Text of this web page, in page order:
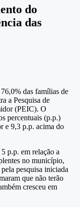
do
das
das famílias de
a Pesquisa de
(PEIC). O
percentuais (p.p.)
e 9,3 p.p. acima do
p.p. em relação a
no município,
pesquisa iniciada
que não terão
cresceu em